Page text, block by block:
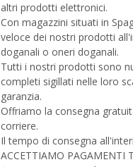
altri prodotti elettronici.
Con magazzini situati in
veloce dei nostri prodotti
doganali o oneri doganali.
Tutti i nostri prodotti sono
completi sigillati nelle loro
garanzia.
Offriamo la consegna
corriere.
Il tempo di consegna
ACCETTIAMO PAGAMENTI